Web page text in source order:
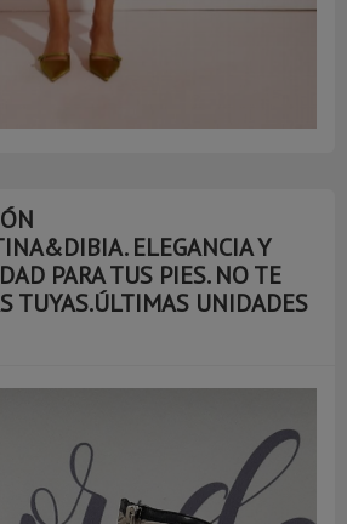
ELEGANCIA Y
PARA TUS PIES. NO TE
TUYAS.ÚLTIMAS UNIDADES